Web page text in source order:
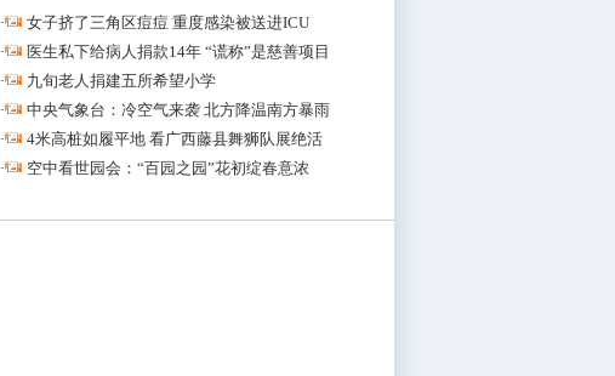
·
女子挤了三角区痘痘 重度感染被送进ICU
·
医生私下给病人捐款14年 “谎称”是慈善项目
·
九旬老人捐建五所希望小学
·
中央气象台：冷空气来袭 北方降温南方暴雨
·
4米高桩如履平地 看广西藤县舞狮队展绝活
·
空中看世园会：“百园之园”花初绽春意浓